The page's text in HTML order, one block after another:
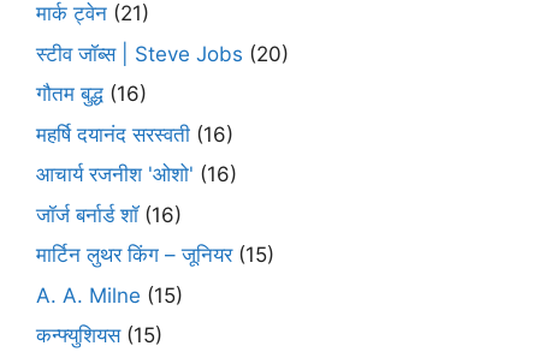
मार्क ट्वेन (21)
स्टीव जॉब्स | Steve Jobs (20)
गौतम बुद्ध (16)
महर्षि दयानंद सरस्वती (16)
आचार्य रजनीश 'ओशो' (16)
जॉर्ज बर्नार्ड शॉ(16)
मार्टिन लुथर किंग – जूनियर(15)
A. A. Milne (15)
कन्फ्युशियस(15)